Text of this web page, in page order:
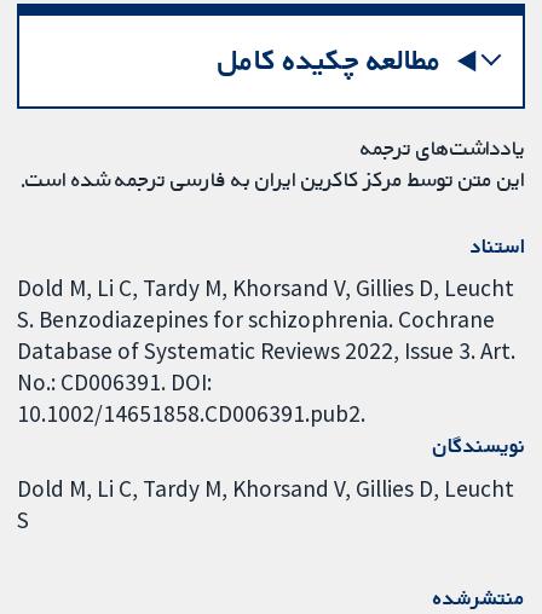
مطالعه چکیده کامل
یادداشت‌های ترجمه
این متن توسط مرکز کاکرین ایران به فارسی ترجمه شده است.
استناد
Dold M, Li C, Tardy M, Khorsand V, Gillies D, Leucht
S. Benzodiazepines for schizophrenia. Cochrane
Database of Systematic Reviews 2022, Issue 3. Art.
No.: CD006391. DOI:
10.1002/14651858.CD006391.pub2.
نویسندگان
Dold M Li C Tardy M Khorsand V Gillies D Leucht
S
منتشرشده